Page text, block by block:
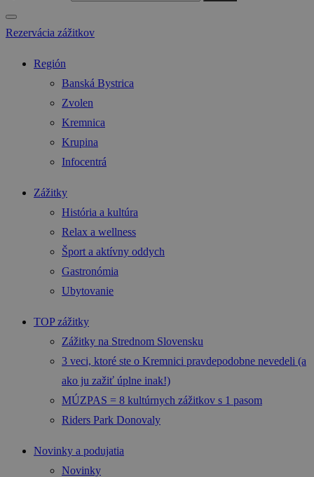
Rezervácia zážitkov
Región
Banská Bystrica
Zvolen
Kremnica
Krupina
Infocentrá
Zážitky
História a kultúra
Relax a wellness
Šport a aktívny oddych
Gastronómia
Ubytovanie
TOP zážitky
Zážitky na Strednom Slovensku
3 veci, ktoré ste o Kremnici pravdepodobne nevedeli (a
ako ju zažiť úplne inak!)
MÚZPAS = 8 kultúrnych zážitkov s 1 pasom
Riders Park Donovaly
Novinky a podujatia
Novinky